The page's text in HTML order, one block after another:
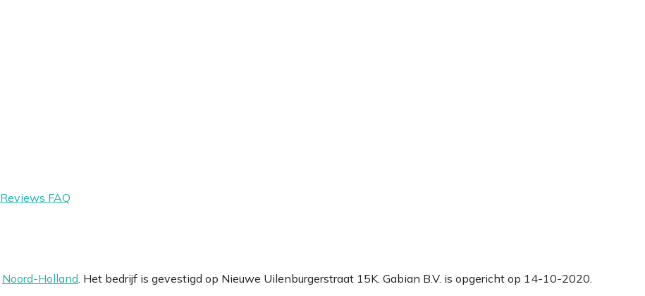
Reviews FAQ
Noord-Holland . Het bedrijf is gevestigd op Nieuwe Uilenburgerstraat 15K. Gabian B.V. is opgericht op 14-10-2020.